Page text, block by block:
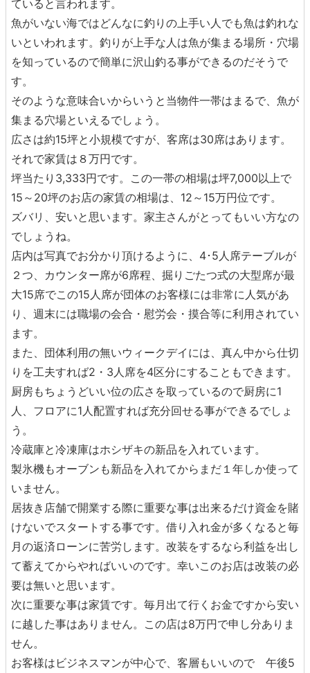
ていると言われます。
魚がいない海ではどんなに釣りの上手い人でも魚は釣れな
いといわれます。釣りが上手な人は魚が集まる場所・穴場
を知っているので簡単に沢山釣る事ができるのだそうで
す。
そのような意味合いからいうと当物件一帯はまるで、魚が
集まる穴場といえるでしょう。
広さは約15坪と小規模ですが、客席は30席はあります。
それで家賃は８万円です。
坪当たり3,333円です。この一帯の相場は坪7,000以上で
15～20坪のお店の家賃の相場は、12～15万円位です。
ズバリ、安いと思います。家主さんがとってもいい方なの
でしょうね。
店内は写真でお分かり頂けるように、4･5人席テーブルが
２つ、カウンター席が6席程、掘りごたつ式の大型席が最
大15席でこの15人席が団体のお客様には非常に人気があ
り、週末には職場の会合・慰労会・摸合等に利用されてい
ます。
また、団体利用の無いウィークデイには、真ん中から仕切
りを工夫すれば2・3人席を4区分にすることもできます。
厨房もちょうどいい位の広さを取っているので厨房に1
人、フロアに1人配置すれば充分回せる事ができるでしょ
う。
冷蔵庫と冷凍庫はホシザキの新品を入れています。
製氷機もオーブンも新品を入れてからまだ１年しか使って
いません。
居抜き店舗で開業する際に重要な事は出来るだけ資金を賭
けないでスタートする事です。借り入れ金が多くなると毎
月の返済ローンに苦労します。改装をするなら利益を出し
て蓄えてからやればいいのです。幸いこのお店は改装の必
要は無いと思います。
次に重要な事は家賃です。毎月出て行くお金ですから安い
に越した事はありません。この店は8万円で申し分ありま
せん。
お客様はビジネスマンが中心で、客層もいいので 午後5